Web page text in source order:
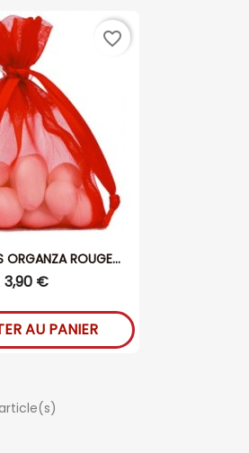
ORGANZA ROUGE...
3,90 €
AU PANIER
favorite_border